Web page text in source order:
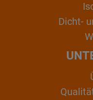
Dicht-